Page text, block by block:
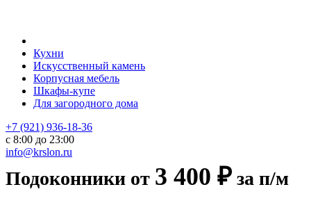
Кухни
Искусственный камень
Корпусная мебель
Шкафы-купе
Для загородного дома
+7 (921) 936-18-36
с 8:00 до 23:00
info@krslon.ru
Подоконники от 3 400 ₽ за п/м